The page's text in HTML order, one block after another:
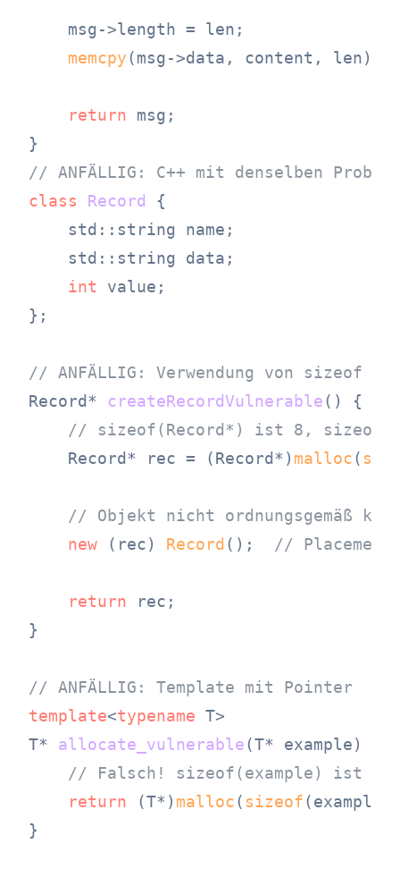
    msg->length = len;
memcpy(msg->data, content,
return msg;
// ANFÄLLIG: C++ mit denselben
class
Record
{
    std::string name;
    std::string data;
int value;
};
// ANFÄLLIG: Verwendung von sizeof
Record* createRecordVulnerable()
{
// sizeof(Record*) ist 8,
    Record* rec = (Record*)
malloc(
// Objekt nicht ordnungsgemäß
new (rec) Record (); //
return rec;
}
// ANFÄLLIG: Template mit Pointer
template<typename T>
T* allocate_vulnerable(T* example)
// Falsch! sizeof(example) ist
return (T*) malloc( sizeof
}